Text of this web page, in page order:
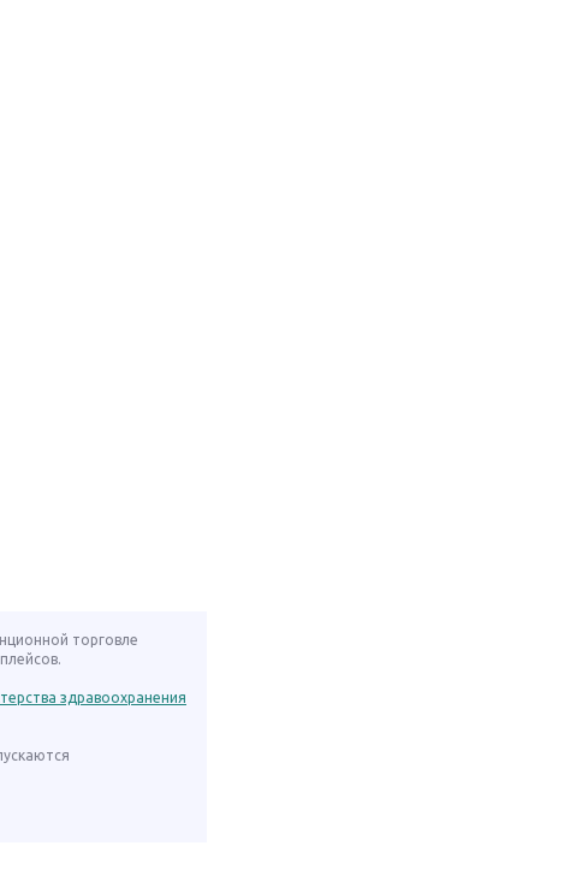
торговле
здравоохранения